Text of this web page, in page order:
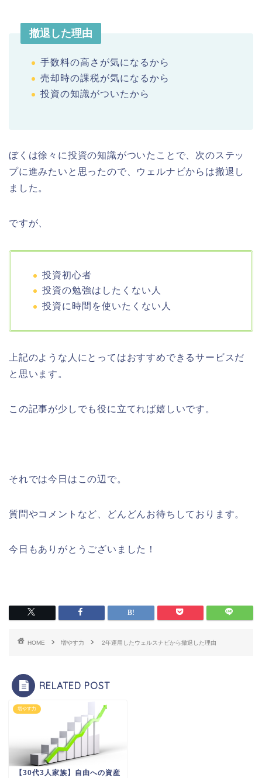
撤退した理由
手数料の高さが気になるから
売却時の課税が気になるから
投資の知識がついたから
ぼくは徐々に投資の知識がついたことで、次のステッ
プに進みたいと思ったので、ウェルナビからは撤退し
ました。
ですが、
投資初心者
投資の勉強はしたくない人
投資に時間を使いたくない人
上記のような人にとってはおすすめできるサービスだ
と思います。
この記事が少しでも役に立てれば嬉しいです。
それでは今日はこの辺で。
質問やコメントなど、どんどんお待ちしております。
今日もありがとうございました！
HOME 増やす力 2年運用したウェルスナビから撤退した理由
RELATED POST
増やす力
【30代3人家族】自由への資産